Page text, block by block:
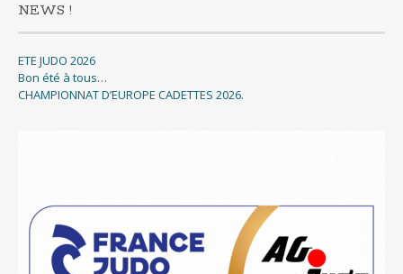
NEWS !
ETE JUDO 2026
Bon été à tous…
CHAMPIONNAT D’EUROPE CADETTES 2026.